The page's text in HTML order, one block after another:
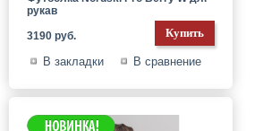
рукав
3190 руб.
В закладки В сравнение